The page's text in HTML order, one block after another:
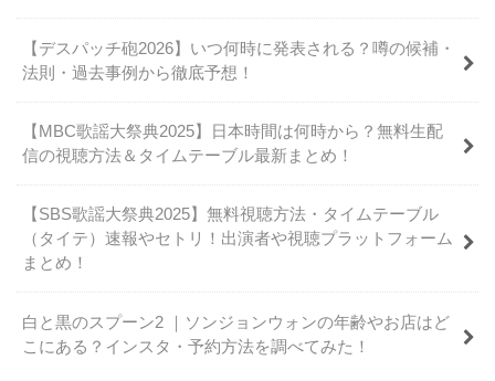
【デスパッチ砲2026】いつ何時に発表される？噂の候補・
法則・過去事例から徹底予想！
【MBC歌謡大祭典2025】日本時間は何時から？無料生配
信の視聴方法＆タイムテーブル最新まとめ！
【SBS歌謡大祭典2025】無料視聴方法・タイムテーブル
（タイテ）速報やセトリ！出演者や視聴プラットフォーム
まとめ！
白と黒のスプーン2 ｜ソンジョンウォンの年齢やお店はど
こにある？インスタ・予約方法を調べてみた！